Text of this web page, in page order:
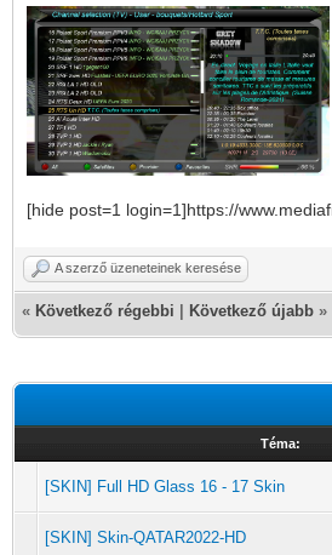
[hide post=1 login=1]https://
A szerző üzeneteinek keresése
« Következő régebbi Következő újabb »
Téma:
[SKIN] Full HD Glass 16 - 17 Skin
[SKIN] Skin-QATAR2022-HD